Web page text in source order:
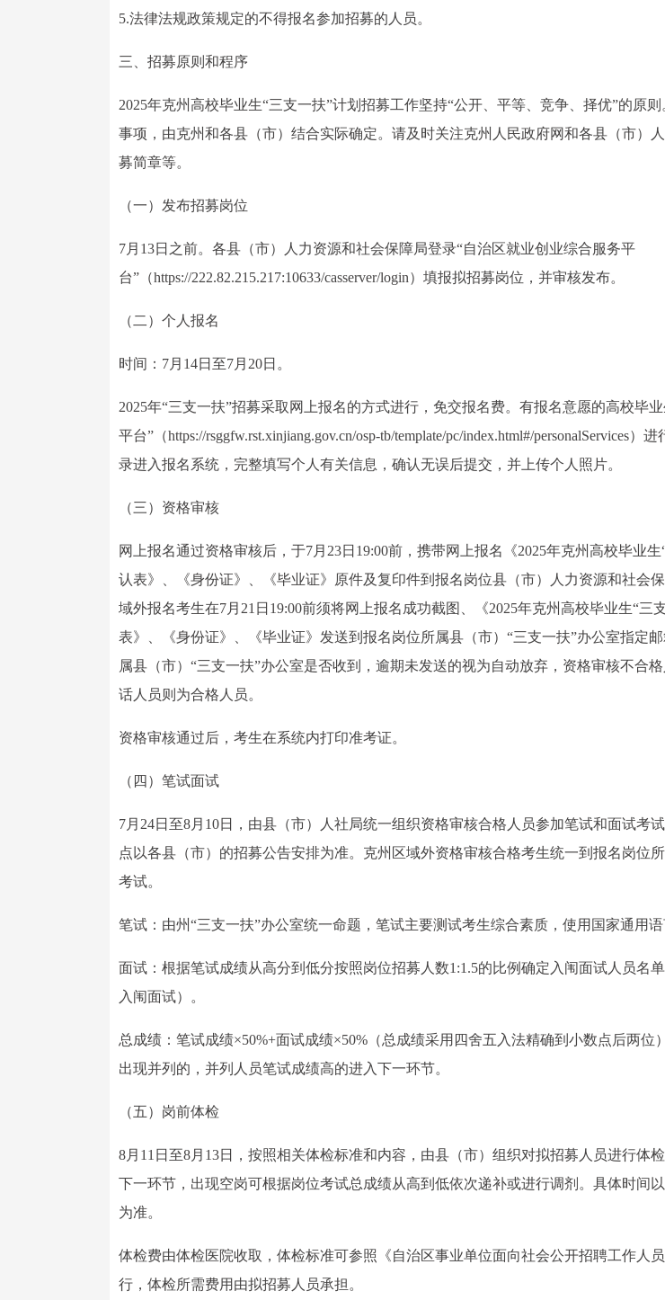
5.法律法规政策规定的不得报名参加招募的人员。
三、招募原则和程序
2025年克州高校毕业生“三支一扶”计划招募工作坚持“公开、平等、竞争、择优”的原
事项，由克州和各县（市）结合实际确定。请及时关注克州人民政府网和各县（市）
募简章等。
（一）发布招募岗位
7月13日之前。各县（市）人力资源和社会保障局登录“自治区就业创业综合服务平
台”（https://222.82.215.217:10633/casserver/login）填报拟招募岗位，并审核发布。
（二）个人报名
时间：7月14日至7月20日。
2025年“三支一扶”招募采取网上报名的方式进行，免交报名费。有报名意愿的高校毕
平台”（https://rsggfw.rst.xinjiang.gov.cn/osp-tb/template/pc/index.html#/personalServices）
录进入报名系统，完整填写个人有关信息，确认无误后提交，并上传个人照片。
（三）资格审核
网上报名通过资格审核后，于7月23日19:00前，携带网上报名《2025年克州高校毕业
认表》、《身份证》、《毕业证》原件及复印件到报名岗位县（市）人力资源和社会
域外报名考生在7月21日19:00前须将网上报名成功截图、《2025年克州高校毕业生“三
表》、《身份证》、《毕业证》发送到报名岗位所属县（市）“三支一扶”办公室指定
属县（市）“三支一扶”办公室是否收到，逾期未发送的视为自动放弃，资格审核不合
话人员则为合格人员。
资格审核通过后，考生在系统内打印准考证。
（四）笔试面试
7月24日至8月10日，由县（市）人社局统一组织资格审核合格人员参加笔试和面试考
点以各县（市）的招募公告安排为准。克州区域外资格审核合格考生统一到报名岗位
考试。
笔试：由州“三支一扶”办公室统一命题，笔试主要测试考生综合素质，使用国家通用语
面试：根据笔试成绩从高分到低分按照岗位招募人数1:1.5的比例确定入闱面试人员名
入闱面试）。
总成绩：笔试成绩×50%+面试成绩×50%（总成绩采用四舍五入法精确到小数点后两位
出现并列的，并列人员笔试成绩高的进入下一环节。
（五）岗前体检
8月11日至8月13日，按照相关体检标准和内容，由县（市）组织对拟招募人员进行体
下一环节，出现空岗可根据岗位考试总成绩从高到低依次递补或进行调剂。具体时间
为准。
体检费由体检医院收取，体检标准可参照《自治区事业单位面向社会公开招聘工作人
行，体检所需费用由拟招募人员承担。